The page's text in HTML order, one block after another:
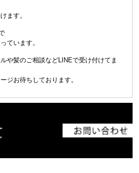
ます。
ています。
や髪のご相談などLINEで受け付けてま
ジお待ちしております。